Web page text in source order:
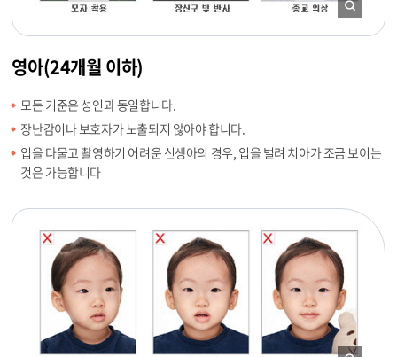
영아(24개월 이하)
모든 기준은 성인과 동일합니다.
장난감이나 보호자가 노출되지 않아야 합니다.
입을 다물고 촬영하기 어려운 신생아의 경우, 입을 벌려 치아가 조금 보이는
것은 가능합니다